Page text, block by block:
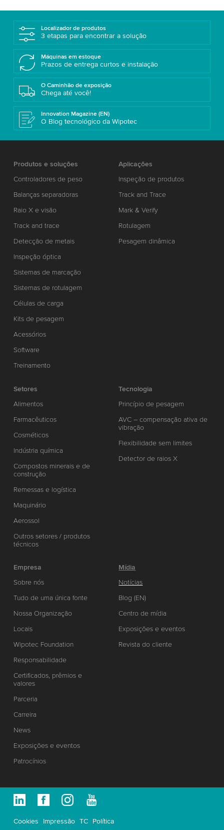
Localizador de produtos
3 etapas para encontrar a solução
Máquinas em estoque
Prazos de entrega curtos e instalação
O Caminhão de exposição
Chega até você!
Innovation Magazine (EN)
O Blog tecnológico da Wipotec
Produtos e soluções
Controladores de peso
Balanças separadoras
Raio X e visão
Track and trace
Detecção de metais
Inspeção óptica
Sistemas de marcação
Sistemas de rotulagem
Células de carga
Kits de pesagem
Acessórios
Software
Treinamento
Aplicações
Inspeção de produtos
Track and Trace
Mark & Verify
Rotulagem
Pesagem dinâmica
Setores
Alimentos
Farmacêuticos
Cosméticos
Indústria química
Compostos minerais e de
construção
Remessas e logística
Maquinário
Aerossol
Outros setores / produtos
técnicos
Tecnologia
Princípio de pesagem
AVC – compensação ativa de
vibração
Flexibilidade sem limites
Detector de raios X
Empresa
Sobre nós
Tudo de uma única fonte
Nossa Organização
Locais
Wipotec Foundation
Responsabilidade
Certificados, prêmios e
valores
Parceria
Carreira
News
Exposições e eventos
Patrocínios
Mídia
Notícias
Blog (EN)
Centro de mídia
Exposições e eventos
Revista do cliente
Cookies Impressão TC Política